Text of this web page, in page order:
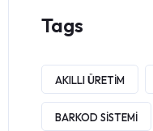
Tags
AKILLI ÜRETIM
BARKOD SISTEMI